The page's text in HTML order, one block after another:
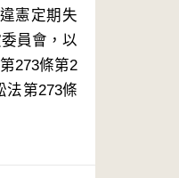
憲定期失
員會，以
273條第2
法第273條